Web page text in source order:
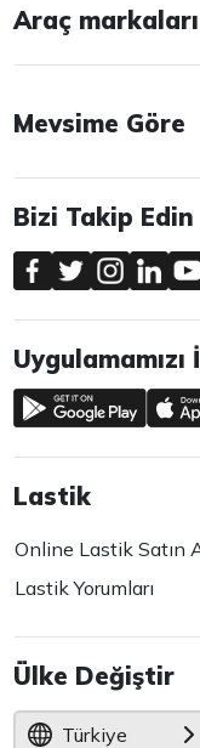
Araç markaları
Mevsime Göre
Bizi Takip Edin
Lastik
Online Lastik Satın
Lastik Yorumları
Ülke Değiştir
Türkiye